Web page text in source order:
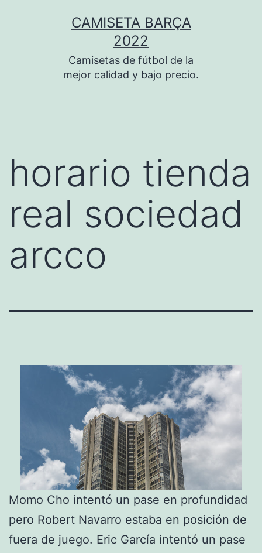
CAMISETA BARÇA
2022
Camisetas de fútbol de la
mejor calidad y bajo precio.
horario tienda
real sociedad
arcco
Momo Cho intentó un pase en profundidad
pero Robert Navarro estaba en posición de
fuera de juego. Eric García intentó un pase